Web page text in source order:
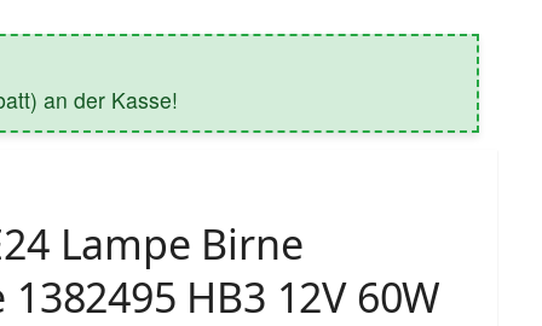
an der Kasse!
Lampe Birne
HB3 12V 60W